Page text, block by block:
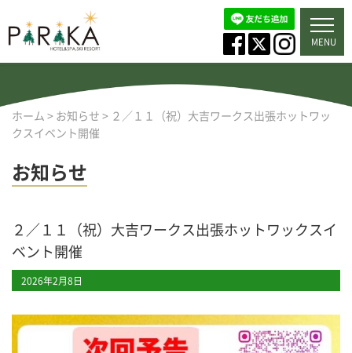
MENU
ホーム > お知らせ > ２／１１（祝）大吉ワークス出張ホットワッ
クスイベント開催
お知らせ
２／１１（祝）大吉ワークス出張ホットワックスイ
ベント開催
2026年2月8日